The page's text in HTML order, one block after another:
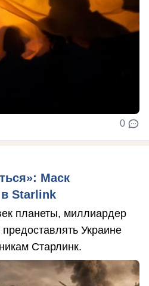
0
Маск
в Starlink
планеты, миллиардер
Украине
Старлинк.